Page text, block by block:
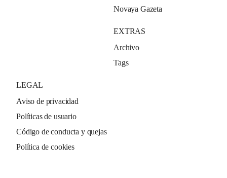
Novaya Gazeta
EXTRAS
Archivo
Tags
LEGAL
Aviso de privacidad
Políticas de usuario
Código de conducta y quejas
Política de cookies